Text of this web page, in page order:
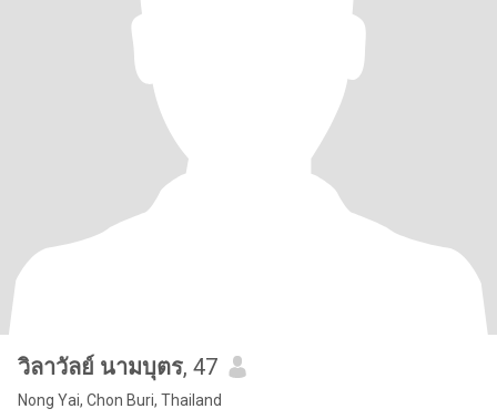
วิลาวัลย์ นามบุตร, 47
Nong Yai, Chon Buri, Thailand